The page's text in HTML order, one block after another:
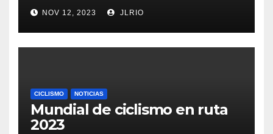
NOV 12, 2023 JLRIO
CICLISMO NOTICIAS
Mundial de ciclismo en ruta
2023